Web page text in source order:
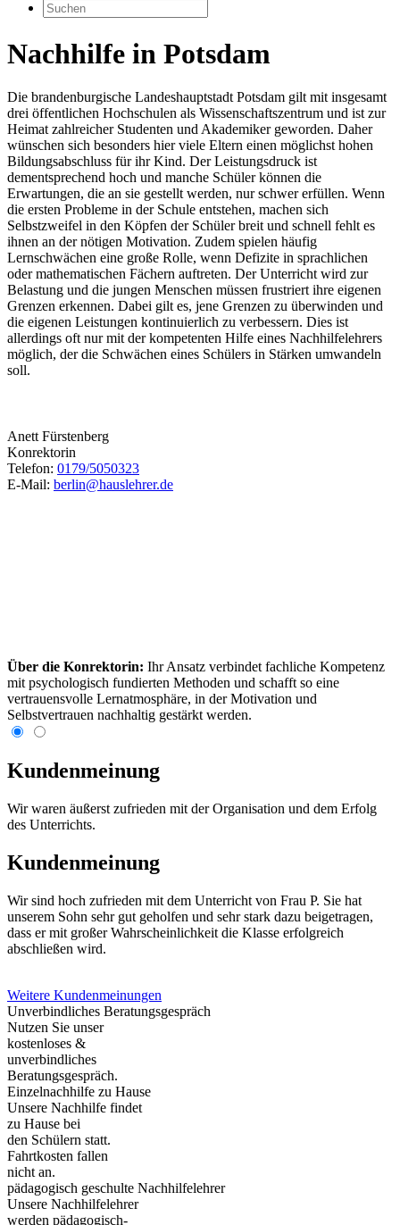
Nachhilfe in Potsdam
Die brandenburgische Landeshauptstadt Potsdam gilt mit insgesamt
drei öffentlichen Hochschulen als Wissenschaftszentrum und ist zur
Heimat zahlreicher Studenten und Akademiker geworden. Daher
wünschen sich besonders hier viele Eltern einen möglichst hohen
Bildungsabschluss für ihr Kind. Der Leistungsdruck ist
dementsprechend hoch und manche Schüler können die
Erwartungen, die an sie gestellt werden, nur schwer erfüllen. Wenn
die ersten Probleme in der Schule entstehen, machen sich
Selbstzweifel in den Köpfen der Schüler breit und schnell fehlt es
ihnen an der nötigen Motivation. Zudem spielen häufig
Lernschwächen eine große Rolle, wenn Defizite in sprachlichen
oder mathematischen Fächern auftreten. Der Unterricht wird zur
Belastung und die jungen Menschen müssen frustriert ihre eigenen
Grenzen erkennen. Dabei gilt es, jene Grenzen zu überwinden und
die eigenen Leistungen kontinuierlich zu verbessern. Dies ist
allerdings oft nur mit der kompetenten Hilfe eines Nachhilfelehrers
möglich, der die Schwächen eines Schülers in Stärken umwandeln
soll.
Anett Fürstenberg
Konrektorin
Telefon: 0179/5050323
E-Mail: berlin@hauslehrer.de
Über die Konrektorin: Ihr Ansatz verbindet fachliche Kompetenz
mit psychologisch fundierten Methoden und schafft so eine
vertrauensvolle Lernatmosphäre, in der Motivation und
Selbstvertrauen nachhaltig gestärkt werden.
Kundenmeinung
Wir waren äußerst zufrieden mit der Organisation und dem Erfolg
des Unterrichts.
Kundenmeinung
Wir sind hoch zufrieden mit dem Unterricht von Frau P. Sie hat
unserem Sohn sehr gut geholfen und sehr stark dazu beigetragen,
dass er mit großer Wahrscheinlichkeit die Klasse erfolgreich
abschließen wird.
Weitere Kundenmeinungen
Unverbindliches Beratungsgespräch
Nutzen Sie unser
kostenloses &
unverbindliches
Beratungsgespräch.
Einzelnachhilfe zu Hause
Unsere Nachhilfe findet
zu Hause bei
den Schülern statt.
Fahrtkosten fallen
nicht an.
pädagogisch geschulte Nachhilfelehrer
Unsere Nachhilfelehrer
werden pädagogisch-